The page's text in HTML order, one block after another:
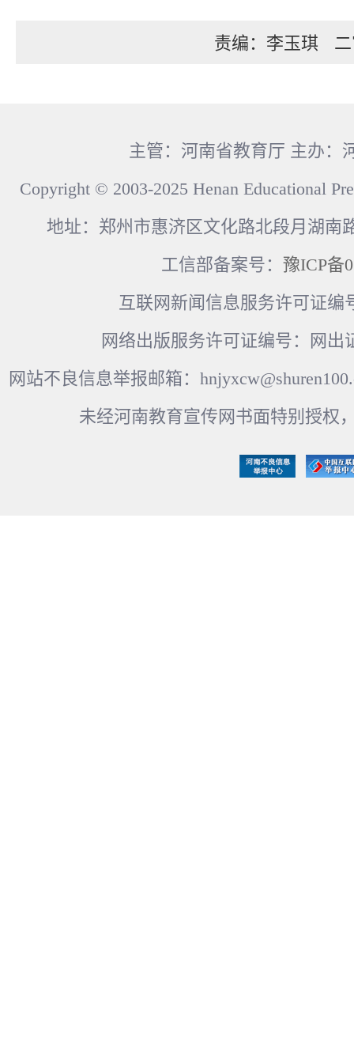
责编：李玉琪
主管：河南省教育厅 主办：
Copyright © 2003-2025 Henan Educational
地址：郑州市惠济区文化路北段月湖南
工信部备案号： 豫ICP备
互联网新闻信息服务许可证编
网络出版服务许可证编号：网出
网站不良信息举报邮箱：
未经河南教育宣传网书面特别授权